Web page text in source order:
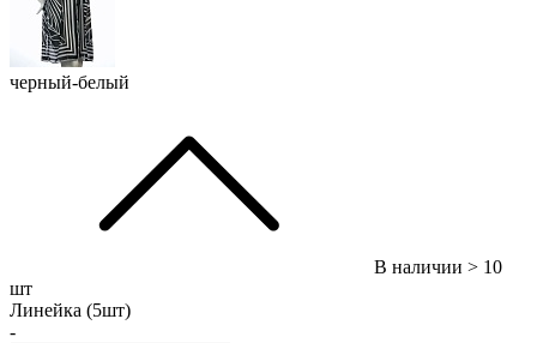
черный-белый
В наличии > 10
шт
Линейка (5шт)
-